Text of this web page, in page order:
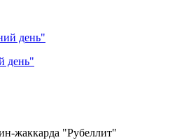
день"
жаккарда "Рубеллит"